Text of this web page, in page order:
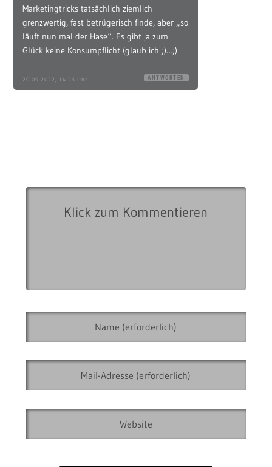
Marketingtricks tatsächlich ziemlich
grenzwertig, fast betrügerisch finde, aber „so
läuft nun mal der Hase“. Es gibt ja zum
Glück keine Konsumpflicht (glaub ich ;)…;)
20.09.2022, 14:23 Uhr ANTWORTEN